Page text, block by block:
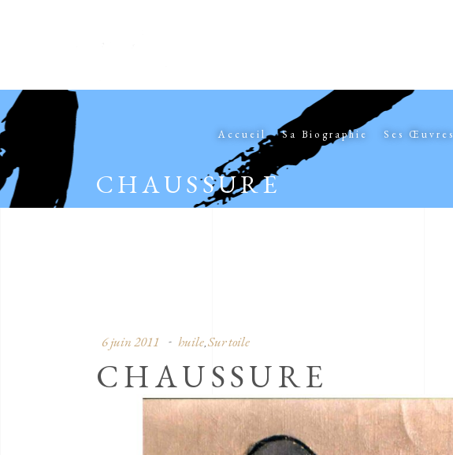
Accueil Sa Biographie Ses Œuvres
CHAUSSURE
6 juin 2011 huile, Sur toile
CHAUSSURE